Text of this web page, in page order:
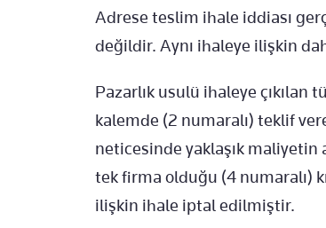
Adrese teslim ihale iddiası
değildir. Aynı ihaleye ilişkin
Pazarlık usulü ihaleye
kalemde (2 numaralı) teklif
neticesinde yaklaşık
tek firma olduğu (4 numaralı)
ilişkin ihale iptal edilmiştir.